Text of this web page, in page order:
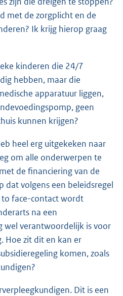
met de zorgplicht en de
Ik krijg hierop graag
kinderen die 24/7
hebben, maar die
apparatuur liggen,
geen
kunnen krijgen?
heel erg uitgekeken naar
om alle onderwerpen te
de financiering van de
dat volgens een beleidsregel
to face-contact wordt
na een
wel verantwoordelijk is voor
Hoe zit dit en kan er
komen, zoals
Dit is een